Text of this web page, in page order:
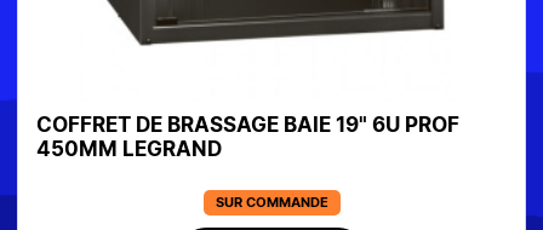
COFFRET DE BRASSAGE BAIE 19" 6U PROF
450MM LEGRAND
SUR COMMANDE